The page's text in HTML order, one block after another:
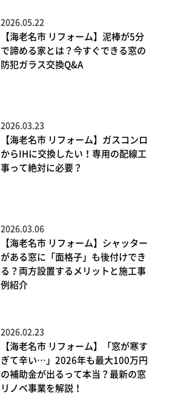
2026.05.22
【海老名市 リフォーム】泥棒が5分
で諦める家とは？今すぐできる窓の
防犯ガラス交換Q&A
2026.03.23
【海老名市 リフォーム】ガスコンロ
からIHに交換したい！専用の配線工
事って絶対に必要？
2026.03.06
【海老名市 リフォーム】シャッター
がある窓に「面格子」も後付けでき
る？両方設置するメリットと施工事
例紹介
2026.02.23
【海老名市 リフォーム】「窓が寒す
ぎて辛い…」2026年も最大100万円
の補助金が出るって本当？最新の窓
リノベ事業を解説！